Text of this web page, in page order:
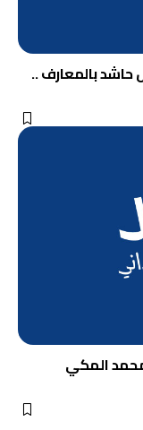
حاشد بالمعارف ..
المكي